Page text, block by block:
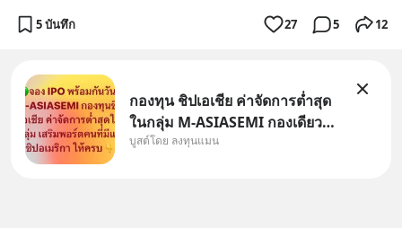
5 บันทึก 27 5 12
กองทุน ชิปเอเชีย ค่าจัดการต่ำสุด
ในกลุ่ม M-ASIASEMI กองเดียว
ครบ มีทั้ง CXMT จากจีน TSMC
บูสต์โดย ลงทุนแมน